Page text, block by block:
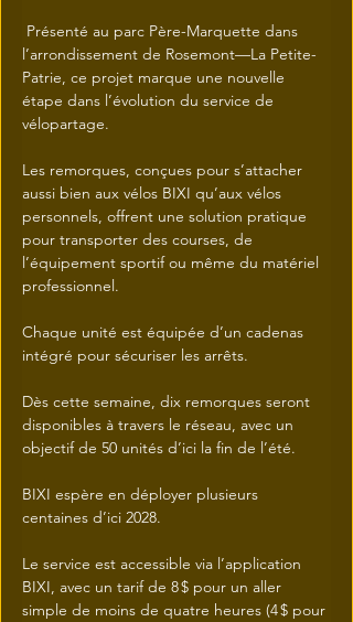
Présenté au parc Père-Marquette dans
l’arrondissement de Rosemont—La Petite-
Patrie, ce projet marque une nouvelle
étape dans l’évolution du service de
vélopartage.
Les remorques, conçues pour s’attacher
aussi bien aux vélos BIXI qu’aux vélos
personnels, offrent une solution pratique
pour transporter des courses, de
l’équipement sportif ou même du matériel
professionnel.
Chaque unité est équipée d’un cadenas
intégré pour sécuriser les arrêts.
Dès cette semaine, dix remorques seront
disponibles à travers le réseau, avec un
objectif de 50 unités d’ici la fin de l’été.
BIXI espère en déployer plusieurs
centaines d’ici 2028.
Le service est accessible via l’application
BIXI, avec un tarif de 8 $ pour un aller
simple de moins de quatre heures (4 $ pour